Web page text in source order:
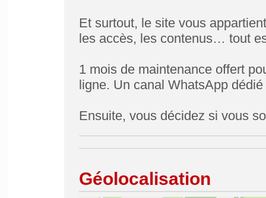
Et surtout, le site vous
les accès, les contenus… tout
1 mois de maintenance offert
ligne. Un canal WhatsApp
Ensuite, vous décidez si vous
Géolocalisation